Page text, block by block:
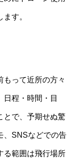
す。
もって近所の方々
日程・時間・目
とで、予期せぬ驚
、SNSなどでの告
る範囲は飛行場所